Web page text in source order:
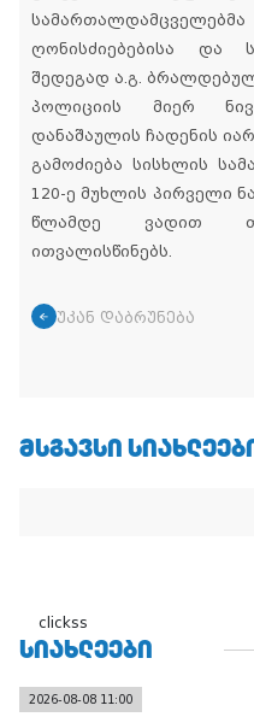
ღონისძიებებისა და
შედეგად ა.გ.
პოლიციის მიერ
დანაშაულის ჩადენის
გამოძიება სისხლის
120-ე მუხლის პირველი
წლამდე ვადით
ითვალისწინებს.
უკან დაბრუნება
ᲛᲡᲒᲐᲕᲡᲘ
clickss
ᲡᲘᲐᲮᲚᲔᲔᲑᲘ
2026-08-08 11:00